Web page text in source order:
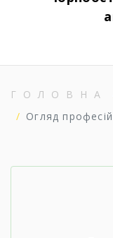
ГОЛОВНА
Огляд професій